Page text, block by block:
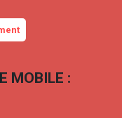
MOBILE :